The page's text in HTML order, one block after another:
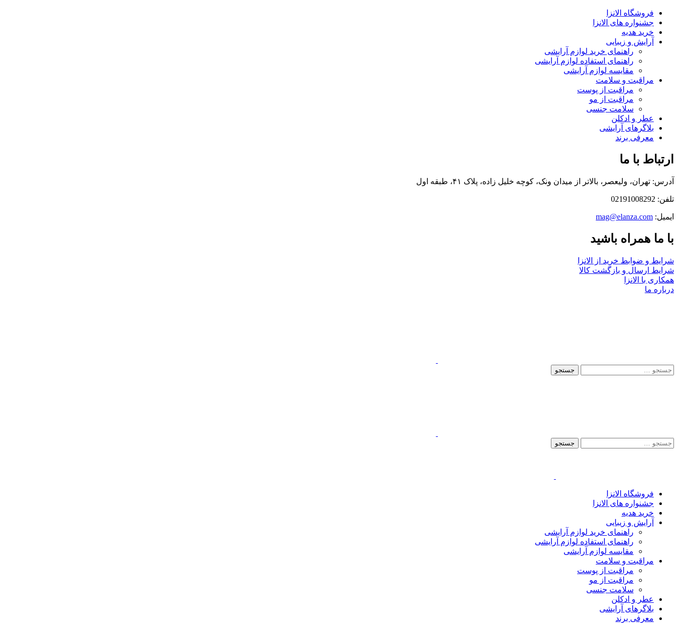
فروشگاه الانزا
جشنواره های الانزا
خرید هدیه
آرایش و زیبایی
راهنمای خرید لوازم آرایشی
راهنمای استفاده لوازم آرایشی
مقایسه لوازم آرایشی
مراقبت و سلامت
مراقبت از پوست
مراقبت از مو
سلامت جنسی
عطر و ادکلن
بلاگرهای آرایشی
معرفی برند
ارتباط با ما
آدرس: تهران، ولیعصر، بالاتر از میدان ونک، کوچه خلیل زاده، پلاک ۴۱، طبقه اول
تلفن: 02191008292
ایمیل: mag@elanza.com
با ما همراه باشید
شرایط و ضوابط خرید از الانزا
شرایط ارسال و بازگشت کالا
همکاری با الانزا
درباره ما
جستجو
جستجو
فروشگاه الانزا
جشنواره های الانزا
خرید هدیه
آرایش و زیبایی
راهنمای خرید لوازم آرایشی
راهنمای استفاده لوازم آرایشی
مقایسه لوازم آرایشی
مراقبت و سلامت
مراقبت از پوست
مراقبت از مو
سلامت جنسی
عطر و ادکلن
بلاگرهای آرایشی
معرفی برند